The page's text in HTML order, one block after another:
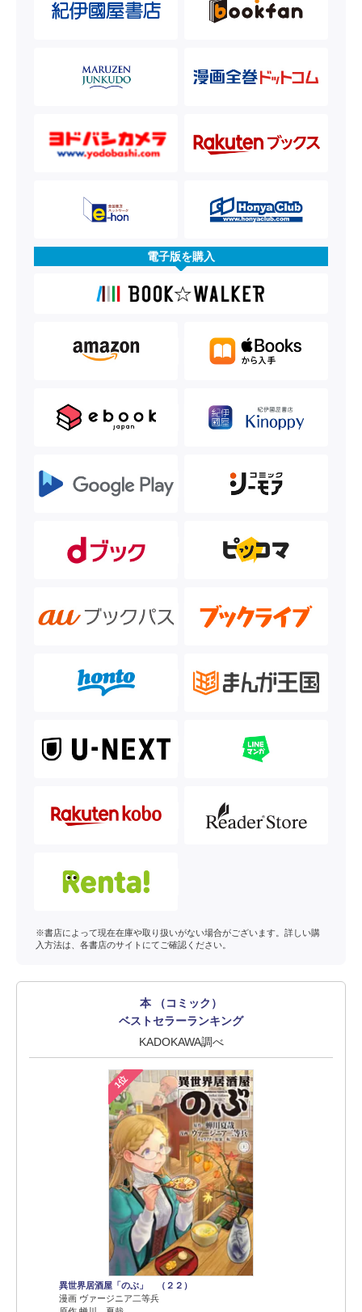
電子版を購入
※書店によって現在在庫や取り扱いがない場合がございます。詳しい購
入方法は、各書店のサイトにてご確認ください。
本 （コミック）
ベストセラーランキング
KADOKAWA調べ
1位
異世界居酒屋「のぶ」 （２２）
漫画 ヴァージニア二等兵